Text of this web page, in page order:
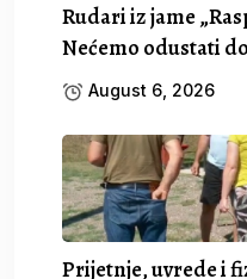
Rudari iz jame
Nećemo odustati
August 6, 2026
Prijetnje, uvrede i